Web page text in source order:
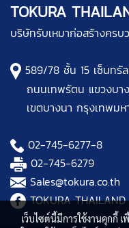
TOKURA
บริษัทรับเหมาก่อสร้างครบ
589/78 ชั้น 15 เซ็นทรั
ถนนเทพรัตน แขวงบาง
เขตบางนา กรุงเทพมห
02-745-6277-8
02-745-6279
Sales@tokura.co.th
TOKURA THAILAND
เว็บไซต์นี้มีการใช้งานคุกกี้